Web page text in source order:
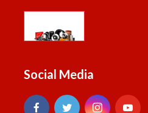
Social Media